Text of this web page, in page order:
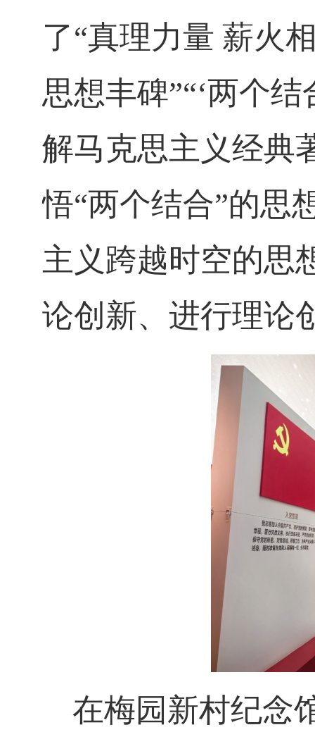
了“真理力量 薪火
思想丰碑”“‘两个
解马克思主义经典
悟“两个结合”的思
主义跨越时空的思
论创新、进行理论
在梅园新村纪念